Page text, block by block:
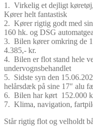
1. Virkelig et dejligt
Kører helt fantastisk
2. Kører rigtig godt med
160 hk. og DSG
3. Bilen kører omkring de
4.385,- kr.
4. Bilen er flot stand hele
undervognsbehandlet
5. Sidste syn den
helårsdæk på sine 17″ alu
6. Bilen har kørt 152.000
7. Klima, navigation,
Står rigtig flot og velholdt